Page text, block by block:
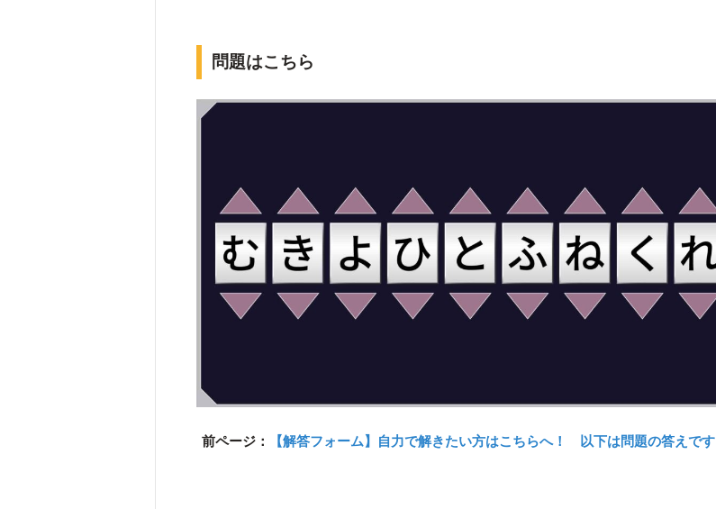
問題はこちら
前ページ： 【解答フォーム】自力で解きたい方はこちらへ！ 以下は問題の答えです